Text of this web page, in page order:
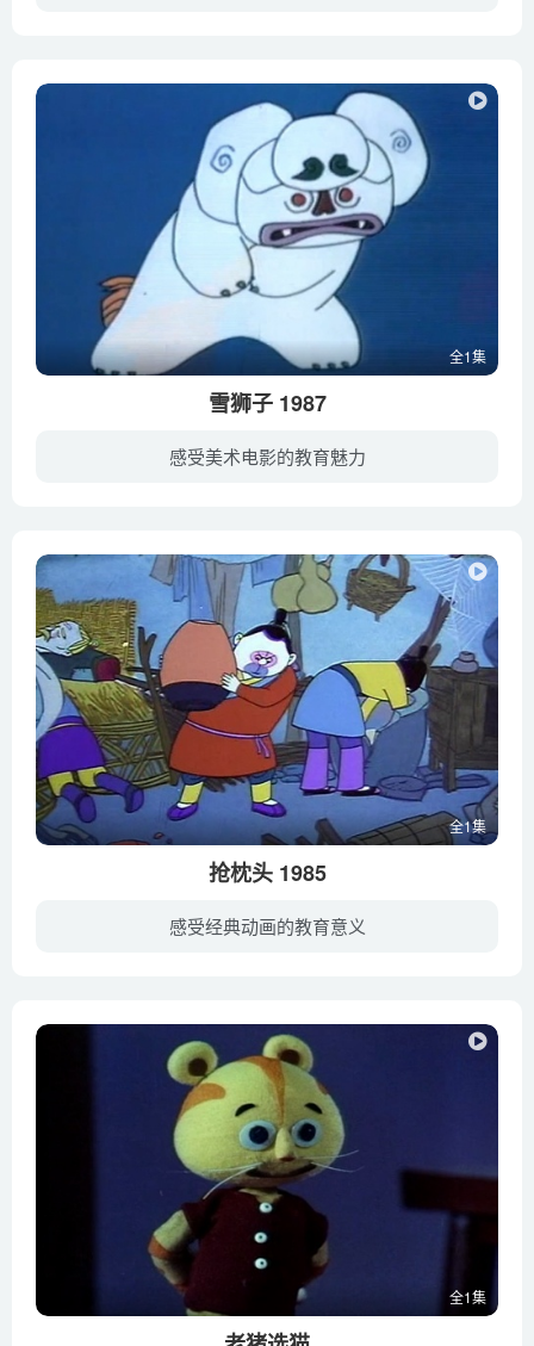
全1集
雪狮子 1987
感受美术电影的教育魅力
全1集
抢枕头 1985
感受经典动画的教育意义
全1集